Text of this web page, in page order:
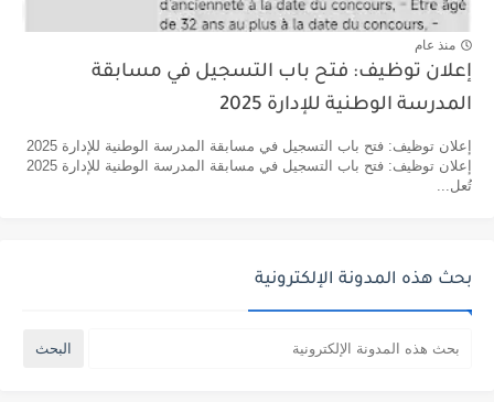
منذ عام
إعلان توظيف: فتح باب التسجيل في مسابقة
المدرسة الوطنية للإدارة 2025
إعلان توظيف: فتح باب التسجيل في مسابقة المدرسة الوطنية للإدارة 2025
إعلان توظيف: فتح باب التسجيل في مسابقة المدرسة الوطنية للإدارة 2025
تُعل...
بحث هذه المدونة الإلكترونية